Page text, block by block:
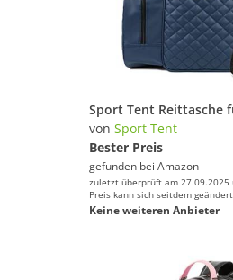
von Sport Tent
Bester Preis
gefunden bei Amazon
zuletzt überprüft am 27.09.2025
Preis kann sich seitdem
Keine weiteren Anbieter